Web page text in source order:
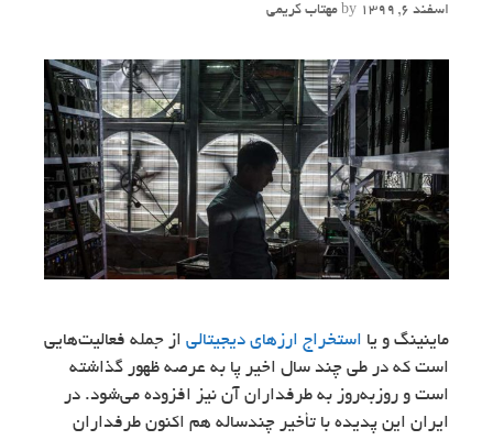
اسفند 6, 1399 by مهتاب کریمی
ماینینگ و یا استخراج ارزهای دیجیتالی از جمله فعالیت‌هایی
است که در طی چند سال اخیر پا به عرصه ظهور گذاشته
است و روزبه‌روز به طرفداران آن نیز افزوده می‌شود. در
ایران این پدیده با تأخیر چندساله هم اکنون طرفداران